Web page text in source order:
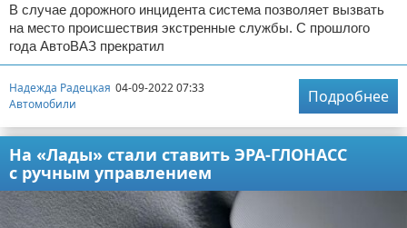
В случае дорожного инцидента система позволяет вызвать
на место происшествия экстренные службы. С прошлого
года АвтоВАЗ прекратил
Надежда Радецкая 04-09-2022 07:33
Автомобили
Подробнее
На «Лады» стали ставить ЭРА-ГЛОНАСС
с ручным управлением